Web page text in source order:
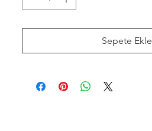
Sepete Ekle